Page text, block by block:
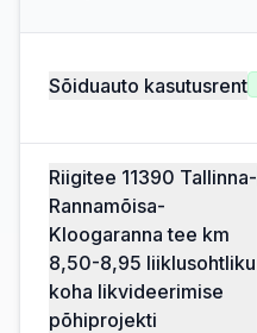
Sõiduauto kasutusrent
Riigitee 11390 Tallinna-
Rannamõisa-
Kloogaranna tee km
8,50-8,95 liiklusohtliku
koha likvideerimise
põhiprojekti